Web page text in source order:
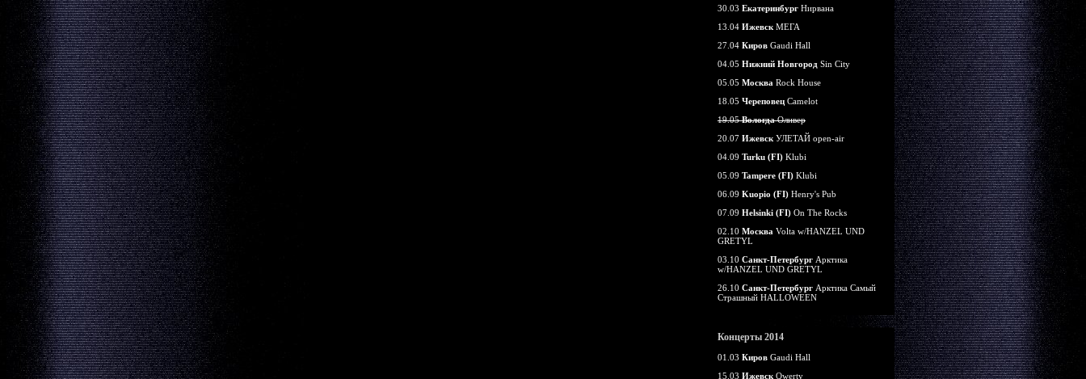
30.03 Екатеринбург Нирвана
13.04 Ижевск МЕГА
27.04 Киров Gaudi Hall
04.05 Нижний Новгород Sin City
05.05 Москва Rock House
18.05 Череповец Camelot
19.05ВологдаОливер
20.07 Ижевск УЛЕТАЙ open-air
04.09 Turku (FI) Klubi
05.09 Tampere (FI) Klubi
06.09 Kuopio (FI) Henry's Pub
07.09 Helsinki (FI) On The Rocks
02.10 Москва Volta w/HANZEL UND
GRETYL
03.10 Санкт-Петербург Арктика
w/HANZEL UND GRETYL
26.10 Санкт-Петербург Арктика Самый
Страшный HALLOWEEN
Концерты 2014
01.03 Киров Gaudi Hall
15.03 Ижевск Qwerty